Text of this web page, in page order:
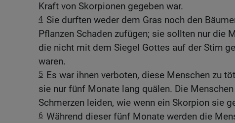
Kraft von Skorpionen gegeben war.
4 Sie durften weder dem Gras noch den
Pflanzen Schaden zufügen; sie sollten nur die
die nicht mit dem Siegel Gottes auf der Stirn
waren.
5 Es war ihnen verboten, diese Menschen zu
sie nur fünf Monate lang quälen. Die
Schmerzen leiden, wie wenn ein Skorpion sie
6 Während dieser fünf Monate werden die